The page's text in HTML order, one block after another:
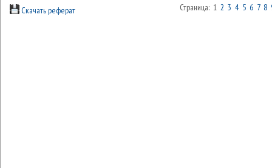
Скачать реферат Страница: 1 2 3 4 5 6 7 8